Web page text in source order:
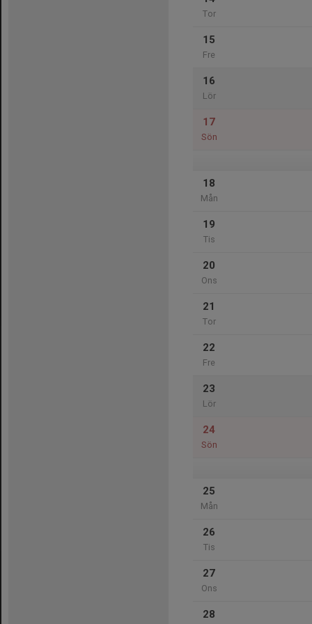
Tor
15
Fre
16
Lör
17
Sön
18
Mån
19
Tis
20
Ons
21
Tor
22
Fre
23
Lör
24
Sön
25
Mån
26
Tis
27
Ons
28